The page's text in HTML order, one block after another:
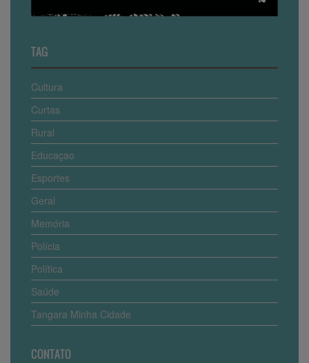
TAG
Cultura
Curtas
Rural
Educaçao
Esportes
Geral
Memória
Polícia
Política
Saúde
Tangara Minha Cidade
CONTATO